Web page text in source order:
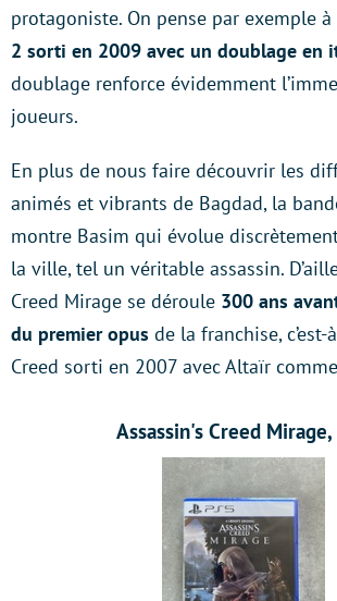
protagoniste. On pense par exemple à
2 sorti en 2009 avec un doublage en
doublage renforce évidemment
joueurs.
En plus de nous faire découvrir les
animés et vibrants de Bagdad, la
montre Basim qui évolue
la ville, tel un véritable assassin.
Creed Mirage se déroule 300 ans
du premier opus de la franchise, c’est-
Creed sorti en 2007 avec Altaïr
Assassin's Creed Mirage,